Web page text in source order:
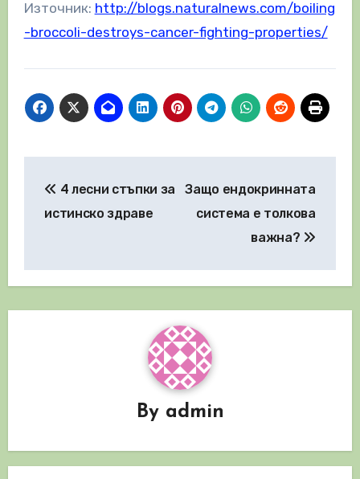
Източник: http://blogs.naturalnews.com/boiling
-broccoli-destroys-cancer-fighting-properties/
4 лесни стъпки за
истинско здраве
Защо ендокринната
система е толкова
важна?
By admin